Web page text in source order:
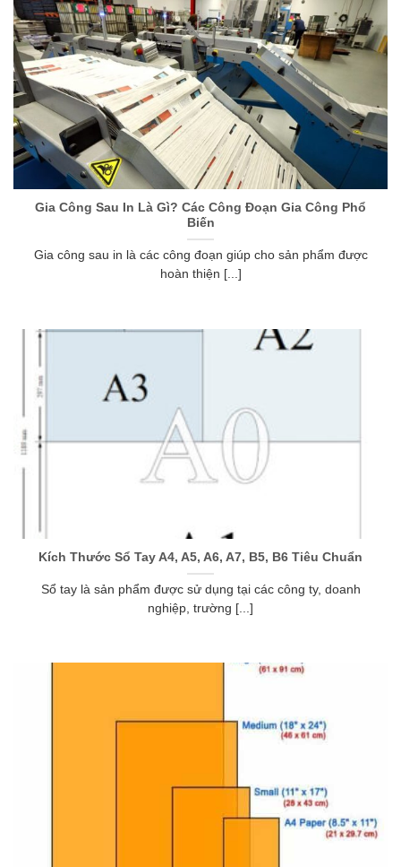
Gia Công Sau In Là Gì? Các Công Đoạn Gia Công Phổ
Biến
Gia công sau in là các công đoạn giúp cho sản phẩm được
hoàn thiện [...]
Kích Thước Sổ Tay A4, A5, A6, A7, B5, B6 Tiêu Chuẩn
Sổ tay là sản phẩm được sử dụng tại các công ty, doanh
nghiệp, trường [...]